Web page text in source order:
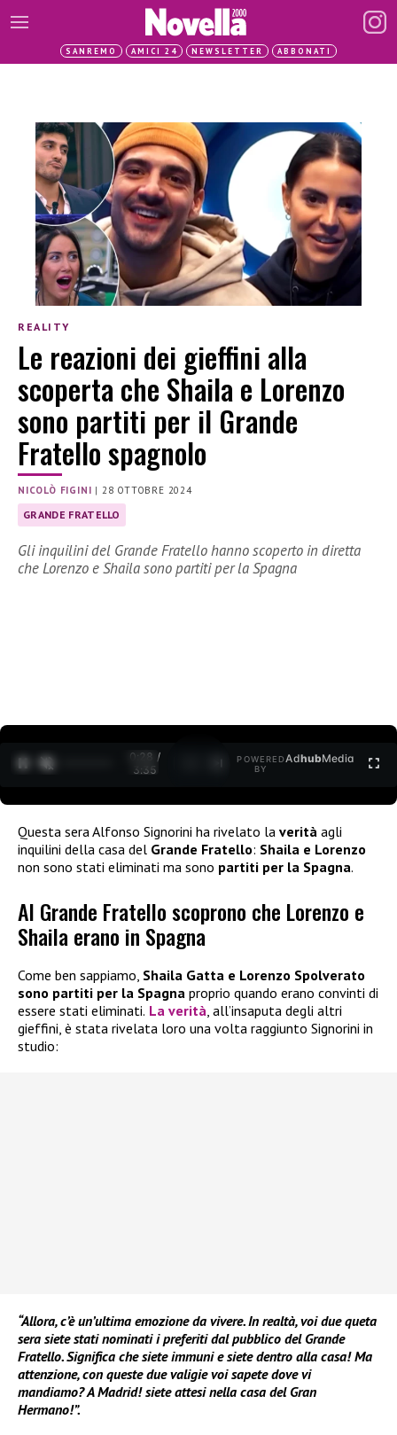
SANREMO AMICI 24 NEWSLETTER ABBONATI
REALITY
Le reazioni dei gieffini alla
scoperta che Shaila e Lorenzo
sono partiti per il Grande
Fratello spagnolo
NICOLÒ FIGINI | 28 OTTOBRE 2024
GRANDE FRATELLO
Gli inquilini del Grande Fratello hanno scoperto in diretta
che Lorenzo e Shaila sono partiti per la Spagna
0:30 /
3:35
POWERED
BY
AdhubMedia
Questa sera Alfonso Signorini ha rivelato la verità agli
inquilini della casa del Grande Fratello: Shaila e Lorenzo
non sono stati eliminati ma sono partiti per la Spagna.
Al Grande Fratello scoprono che Lorenzo e
Shaila erano in Spagna
Come ben sappiamo, Shaila Gatta e Lorenzo Spolverato
sono partiti per la Spagna proprio quando erano convinti di
essere stati eliminati. La verità, all’insaputa degli altri
gieffini, è stata rivelata loro una volta raggiunto Signorini in
studio:
“Allora, c’è un’ultima emozione da vivere. In realtà, voi due queta
sera siete stati nominati i preferiti dal pubblico del Grande
Fratello. Significa che siete immuni e siete dentro alla casa! Ma
attenzione, con queste due valigie voi sapete dove vi
mandiamo? A Madrid! siete attesi nella casa del Gran
Hermano!”.